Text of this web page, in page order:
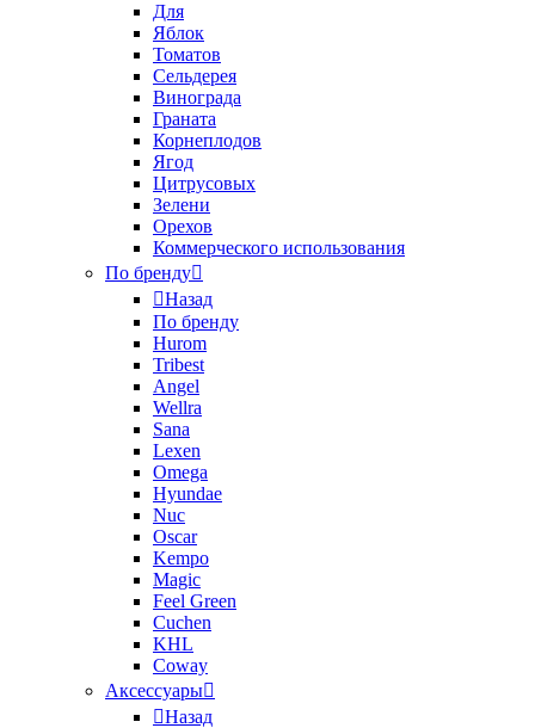
Для
Яблок
Томатов
Cельдерея
Винограда
Граната
Корнеплодов
Ягод
Цитрусовых
Зелени
Орехов
Коммерческого использования
По бренду
Назад
По бренду
Hurom
Tribest
Angel
Wellra
Sana
Lexen
Omega
Hyundae
Nuc
Oscar
Kempo
Magic
Feel Green
Cuchen
KHL
Coway
Аксессуары
Назад